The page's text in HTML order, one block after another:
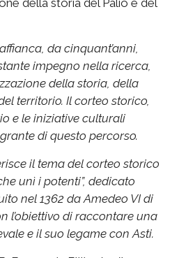
da cinquant’anni,
impegno nella ricerca,
della storia, della
territorio. Il corteo storico,
e le iniziative culturali
di questo percorso.
il tema del corteo storico
unì i potenti”, dedicato
nel 1362 da Amedeo VI di
l’obiettivo di raccontare una
e il suo legame con Asti.